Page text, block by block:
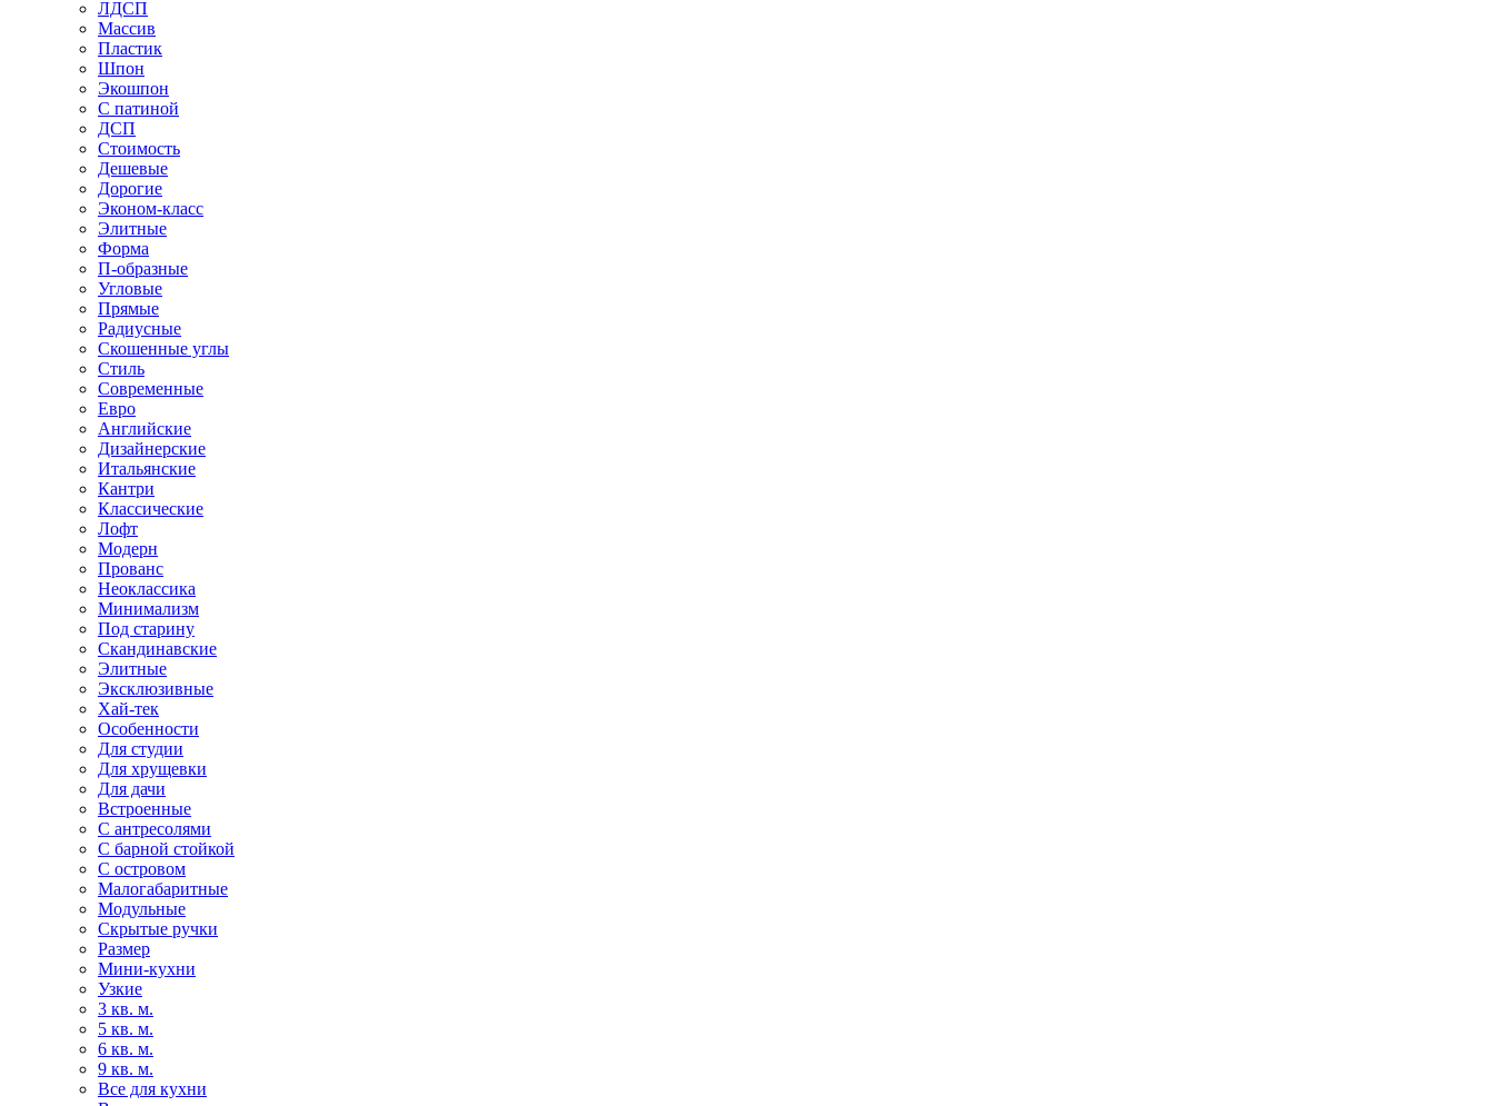
ЛДСП
Массив
Пластик
Шпон
Экошпон
С патиной
ДСП
Стоимость
Дешевые
Дорогие
Эконом-класс
Элитные
Форма
П-образные
Угловые
Прямые
Радиусные
Скошенные углы
Стиль
Современные
Евро
Английские
Дизайнерские
Итальянские
Кантри
Классические
Лофт
Модерн
Прованс
Неоклассика
Минимализм
Под старину
Скандинавские
Элитные
Эксклюзивные
Хай-тек
Особенности
Для студии
Для хрущевки
Для дачи
Встроенные
С антресолями
С барной стойкой
С островом
Малогабаритные
Модульные
Скрытые ручки
Размер
Мини-кухни
Узкие
3 кв. м.
5 кв. м.
6 кв. м.
9 кв. м.
Все для кухни